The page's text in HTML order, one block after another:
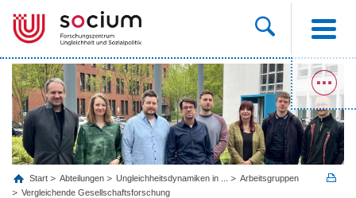
Start Abteilungen Ungleichheitsdynamiken in ...
Arbeitsgruppen
Vergleichende Gesellschaftsforschung